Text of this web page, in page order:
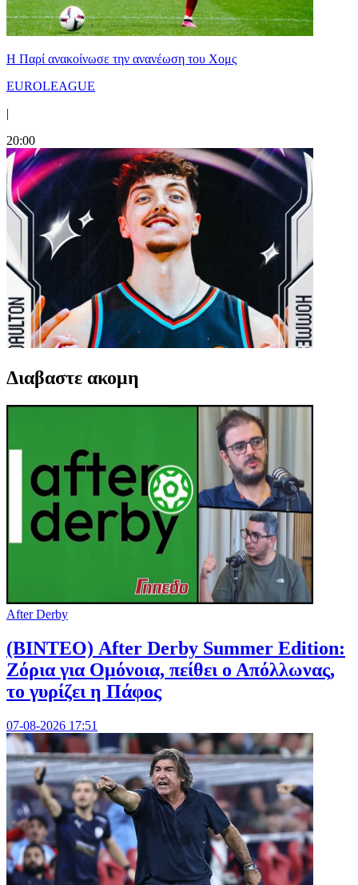
Η Παρί ανακοίνωσε την ανανέωση του Χομς
EUROLEAGUE
|
20:00
Διαβαστε ακομη
After Derby
(ΒΙΝΤΕΟ) After Derby Summer Edition:
Ζόρια για Ομόνοια, πείθει ο Απόλλωνας,
το γυρίζει η Πάφος
07-08-2026 17:51